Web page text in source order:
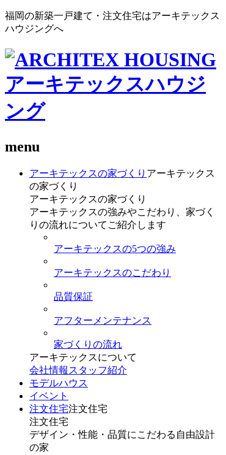
福岡の新築一戸建て・注文住宅はアーキテックス
ハウジングへ
menu
アーキテックスの家づくり アーキテックス
の家づくり
アーキテックスの家づくり
アーキテックスの強みやこだわり、家づく
りの流れについてご紹介します
アーキテックスの5つの強み
アーキテックスのこだわり
品質保証
アフターメンテナンス
家づくりの流れ
アーキテックスについて
会社情報 スタッフ紹介
モデルハウス
イベント
注文住宅注文住宅
注文住宅
デザイン・性能・品質にこだわる自由設計
の家